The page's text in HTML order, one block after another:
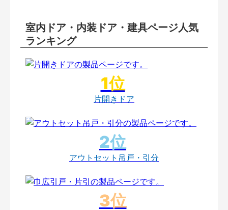
室内ドア・内装ドア・建具ページ人気
ランキング
片開きドア
アウトセット吊戸・引分